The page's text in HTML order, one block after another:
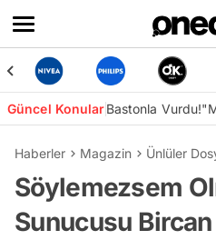
Güncel KonularBastonla Vurdu!
Haberler Magazin Ünlüler
Söylemezsem
Sunucusu